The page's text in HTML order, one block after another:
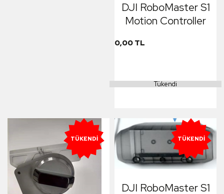
DJI RoboMaster S1
Motion Controller
0,00 TL
Tükendi
TÜKENDI TÜKENDI
DJI RoboMaster S1